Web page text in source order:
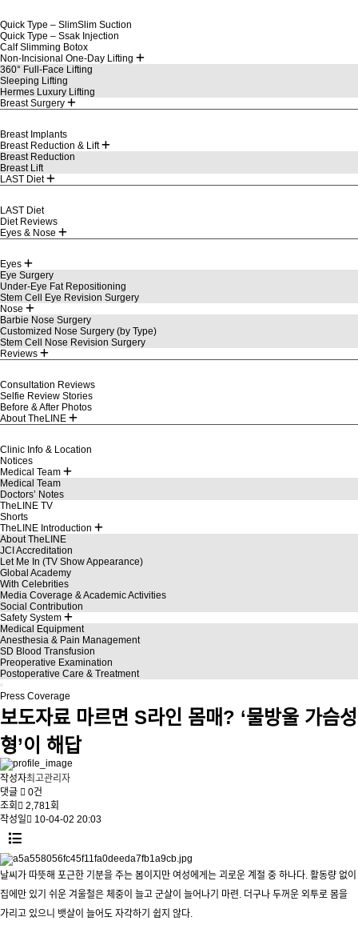
Quick Type – SlimSlim Suction
Quick Type – Ssak Injection
Calf Slimming Botox
Non-Incisional One-Day Lifting
360° Full-Face Lifting
Sleeping Lifting
Hermes Luxury Lifting
Breast Surgery
Breast Implants
Breast Reduction & Lift
Breast Reduction
Breast Lift
LAST Diet
LAST Diet
Diet Reviews
Eyes & Nose
Eyes
Eye Surgery
Under-Eye Fat Repositioning
Stem Cell Eye Revision Surgery
Nose
Barbie Nose Surgery
Customized Nose Surgery (by Type)
Stem Cell Nose Revision Surgery
Reviews
Consultation Reviews
Selfie Review Stories
Before & After Photos
About TheLINE
Clinic Info & Location
Notices
Medical Team
Medical Team
Doctors’ Notes
TheLINE TV
Shorts
TheLINE Introduction
About TheLINE
JCI Accreditation
Let Me In (TV Show Appearance)
Global Academy
With Celebrities
Media Coverage & Academic Activities
Social Contribution
Safety System
Medical Equipment
Anesthesia & Pain Management
SD Blood Transfusion
Preoperative Examination
Postoperative Care & Treatment
Press Coverage
보도자료 마르면 S라인 몸매? ‘물방울 가슴성
형’이 해답
작성자최고관리자
댓글
0건
조회
2,781회
작성일
10-04-02 20:03
날씨가 따뜻해 포근한 기분을 주는 봄이지만 여성에게는 괴로운 계절 중 하나다. 활동량 없이
집에만 있기 쉬운 겨울철은 체중이 늘고 군살이 늘어나기 마련. 더구나 두꺼운 외투로 몸을
가리고 있으니 뱃살이 늘어도 자각하기 쉽지 않다.